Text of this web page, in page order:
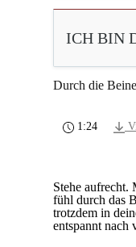
ICH BIN
Durch die
1:24
Stehe aufrecht.
fühl durch das
trotzdem in
entspannt nach